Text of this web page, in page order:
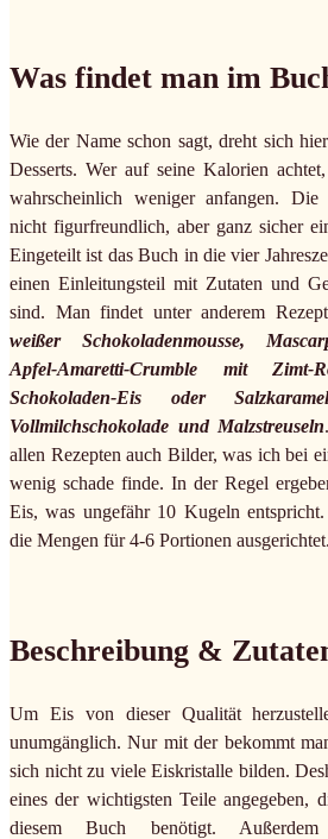
Was findet man im
Wie der Name schon sagt, dreht sich
Desserts. Wer auf seine Kalorien
wahrscheinlich weniger anfangen. Die
nicht figurfreundlich, aber ganz sicher
Eingeteilt ist das Buch in die vier
einen Einleitungsteil mit Zutaten und
sind. Man findet unter anderem
weißer Schokoladenmousse,
Apfel-Amaretti-Crumble mit Zimt-
Schokoladen-Eis oder
Vollmilchschokolade und Malzstreuseln
allen Rezepten auch Bilder, was ich bei
wenig schade finde. In der Regel
Eis, was ungefähr 10 Kugeln entspricht.
die Mengen für 4-6 Portionen ausgerichtet.
Beschreibung &
Um Eis von dieser Qualität
unumgänglich. Nur mit der bekommt
sich nicht zu viele Eiskristalle bilden.
eines der wichtigsten Teile angegeben,
diesem Buch benötigt.